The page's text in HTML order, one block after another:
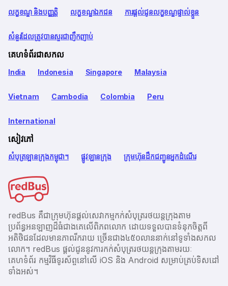
លក្ខខណ្ឌ និងបញ្ញត្តិ លក្ខខណ្ឌឯកជន ការផ្តល់ជូនលក្ខខណ្ឌផ្ទាល់ខ្លួន
សំនួរដែលត្រូវបានសួរជាញឹកញាប់
គេហទំព័រជាសកល
India Indonesia Singapore Malaysia
Vietnam Cambodia Colombia Peru
International
សៀវភៅ
សំបុត្រឡានក្រុងកម្ពុជា។ ផ្លូវឡានក្រុង ក្រុមហ៊ុនដឹកជញ្ជូនអ្នកដំណើរ
redBus គឺជាក្រុមហ៊ុនផ្តល់សេវាកម្មកក់សំបុត្ររថយន្តក្រុងតាម
ប្រព័ន្ធអនឡាញដ៏ធំជាងគេលើពិភពលោក ដោយទទួលបានទំនុកចិត្តពី
អតិថិជនដែលមានភាពរីករាយ ច្រើនជាង​៤៥០លាននាក់នៅទូទាំងសកល
លោក។ redBus ផ្ដល់ជូននូវការកក់សំបុត្ររថយន្តក្រុងតាមរយៈ
គេហទំព័រ កម្មវិធីទូរស័ព្ចនៅលើ iOS និង Android សម្រាប់គ្រប់ទិសដៅ
ទាំងអស់។